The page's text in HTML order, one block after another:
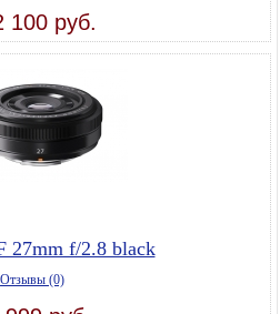
100 руб.
27mm f/2.8 black
Отзывы (0)